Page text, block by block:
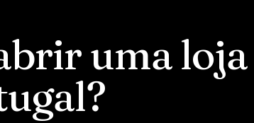
uma loja